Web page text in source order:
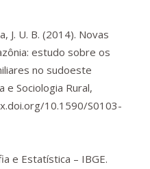
J. U. B. (2014). Novas
estudo sobre os
no sudoeste
e Sociologia Rural,
10.1590/S0103-
e Estatística – IBGE.